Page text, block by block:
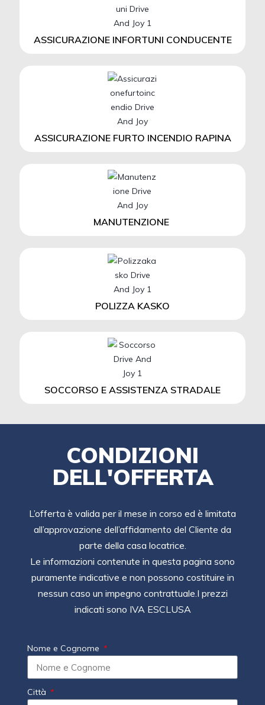
ASSICURAZIONE INFORTUNI CONDUCENTE
ASSICURAZIONE FURTO INCENDIO RAPINA
MANUTENZIONE
POLIZZA KASKO
SOCCORSO E ASSISTENZA STRADALE
CONDIZIONI
DELL'OFFERTA
L’offerta è valida per il mese in corso ed è limitata
all’approvazione dell’affidamento del Cliente da
parte della casa locatrice.
Le informazioni contenute in questa pagina sono
puramente indicative e non possono costituire in
nessun caso un impegno contrattuale.I prezzi
indicati sono IVA ESCLUSA
Nome e Cognome
Città